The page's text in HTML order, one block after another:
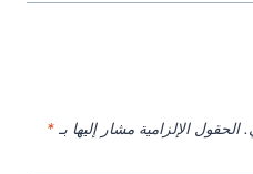
الحقول الإلزامية مشار إليها بـ *